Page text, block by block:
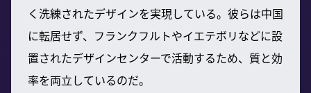
く洗練されたデザインを実現している。彼らは中国
に転居せず、フランクフルトやイエテボリなどに設
置されたデザインセンターで活動するため、質と効
率を両立しているのだ。